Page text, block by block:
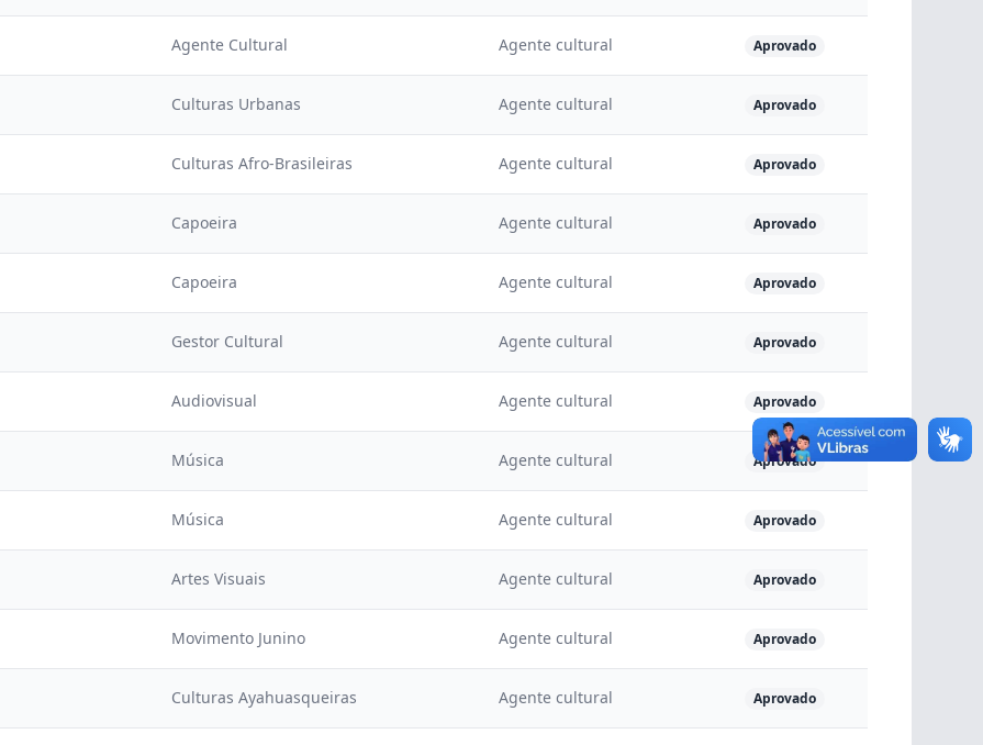
Agente Cultural Agente cultural Aprovado
Culturas Urbanas Agente cultural Aprovado
Culturas Afro-Brasileiras Agente cultural Aprovado
Capoeira Agente cultural Aprovado
Capoeira Agente cultural Aprovado
Gestor Cultural Agente cultural Aprovado
Audiovisual Agente cultural Aprovado
Música Agente cultural Aprovado
Música Agente cultural Aprovado
Artes Visuais Agente cultural Aprovado
Movimento Junino Agente cultural Aprovado
Culturas Ayahuasqueiras Agente cultural Aprovado